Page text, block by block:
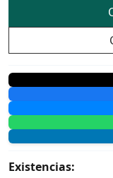
Existencias: